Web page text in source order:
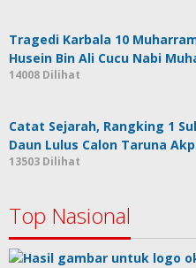
Tragedi Karbala 10
Husein Bin Ali Cucu Nabi
14008 Dilihat
Catat Sejarah, Rangking 1
Daun Lulus Calon Taruna
13503 Dilihat
Top Nasional